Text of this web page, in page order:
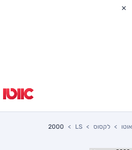
אוטו לקסוס LS
2000